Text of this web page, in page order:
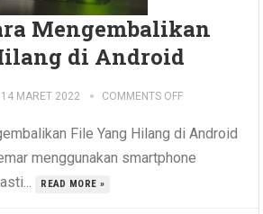
Mengembalikan
di Android
14 MARET 2022 COMMENTS OFF
File Yang Hilang di Android
menggunakan smartphone
READ MORE »